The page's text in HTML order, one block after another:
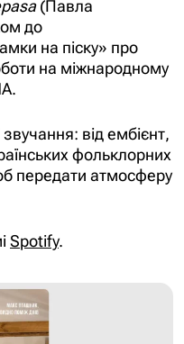
(Павла
до
на піску» про
на міжнародному
від ембієнт,
фольклорних
передати атмосферу
Spotify.